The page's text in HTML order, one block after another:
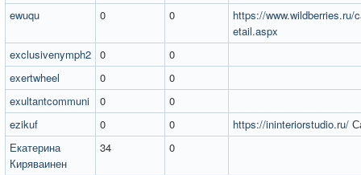
ewuqu
0 0
https://www.wildberries.ru/
etail.aspx
exclusivenymph2 0
0
exertwheel
0
0
exultantcommuni
0
0
ezikuf
0 0 https://ininteriorstudio.ru/
Екатерина
Киряваинен
34 0